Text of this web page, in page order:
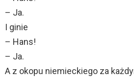
– Ja.
I ginie
– Hans!
– Ja.
A z okopu niemieckiego za